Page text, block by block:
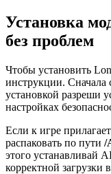
Установка
без проблем
Чтобы установить
инструкции. Сначала
установкой разреши
настройках
Если к игре
распаковать по пути /
этого устанавливай
корректной